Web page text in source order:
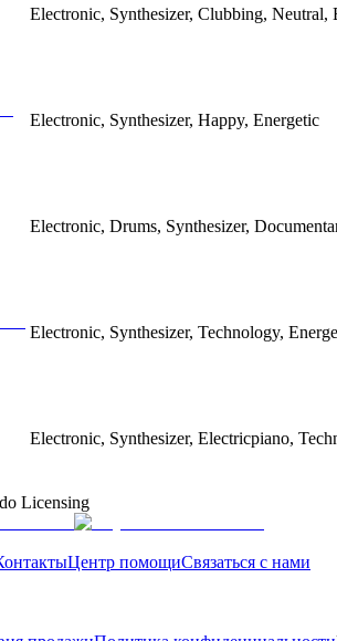
Electronic, Synthesizer, Clubbing, Neutral,
Electronic, Synthesizer, Happy, Energetic
Electronic, Drums, Synthesizer,
Electronic, Synthesizer, Technology,
Electronic, Synthesizer, Electricpiano,
Licensing
Центр помощиСвязаться с нами